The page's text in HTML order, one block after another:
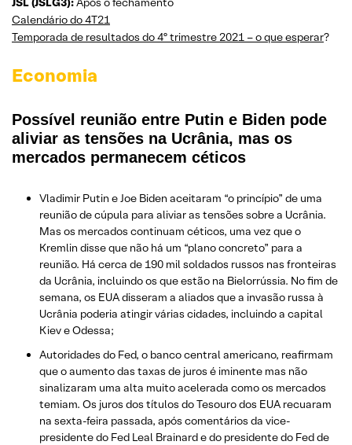
Calendário do 4T21
Temporada de resultados do 4º trimestre 2021 – o que esperar?
Economia
Possível reunião entre Putin e Biden pode
aliviar as tensões na Ucrânia, mas os
mercados permanecem céticos
Vladimir Putin e Joe Biden aceitaram “o princípio” de uma
reunião de cúpula para aliviar as tensões sobre a Ucrânia.
Mas os mercados continuam céticos, uma vez que o
Kremlin disse que não há um “plano concreto” para a
reunião. Há cerca de 190 mil soldados russos nas fronteiras
da Ucrânia, incluindo os que estão na Bielorrússia. No fim de
semana, os EUA disseram a aliados que a invasão russa à
Ucrânia poderia atingir várias cidades, incluindo a capital
Kiev e Odessa;
Autoridades do Fed, o banco central americano, reafirmam
que o aumento das taxas de juros é iminente mas não
sinalizaram uma alta muito acelerada como os mercados
temiam. Os juros dos títulos do Tesouro dos EUA recuaram
na sexta-feira passada, após comentários da vice-
presidente do Fed Leal Brainard e do presidente do Fed de